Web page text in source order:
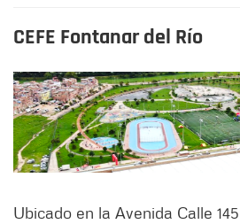
CEFE Fontanar del Río
Ubicado en la Avenida Calle 145